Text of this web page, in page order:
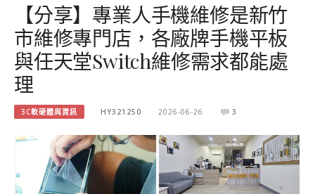
【分享】專業人手機維修是新竹
市維修專門店，各廠牌手機平板
與任天堂Switch維修需求都能處
理
3C軟硬體與資訊 HY321250 2026-06-26 3